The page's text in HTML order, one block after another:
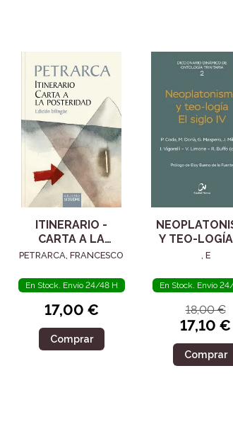
ITINERARIO -
CARTA A LA
POSTERIDAD
PETRARCA, FRANCESCO
En Stock. Envío 24/48 H
17,00 €
Comprar
Y TEO-
SIGLO IV
, E
En Stock. Envío
18,00 €
17,10 €
Comprar